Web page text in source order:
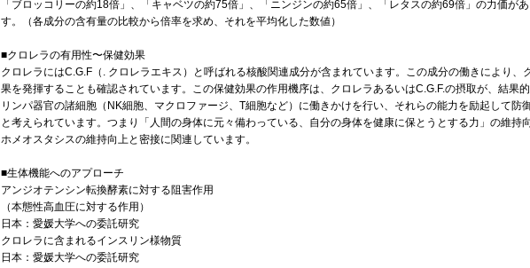
「ブロッコリーの約18倍」、「キャベツの約75倍」、「ニンジンの約65倍」、「レタスの約69倍」の力価が
す。（各成分の含有量の比較から倍率を求め、それを平均化した数値）
■クロレラの有用性〜保健効果
クロレラにはC.G.F（. クロレラエキス）と呼ばれる核酸関連成分が含まれています。この成分の働きにより、
果を発揮することも確認されています。この保健効果の作用機序は、クロレラあるいはC.G.F.の摂取が、結果
リンパ器官の諸細胞（NK細胞、マクロファージ、T細胞など）に働きかけを行い、それらの能力を励起して防
と考えられています。つまり「人間の身体に元々備わっている、自分の身体を健康に保とうとする力」の維持
ホメオスタシスの維持向上と密接に関連しています。
■生体機能へのアプローチ
アンジオテンシン転換酵素に対する阻害作用
（本態性高血圧に対する作用）
日本：愛媛大学への委託研究
クロレラに含まれるインスリン様物質
日本：愛媛大学への委託研究